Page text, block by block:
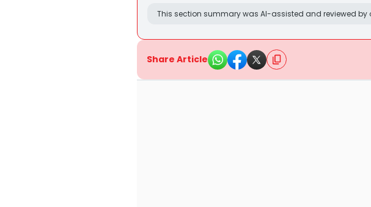
This section summary was AI-assisted and reviewed by
Share Article